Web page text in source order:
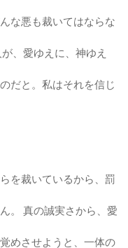
な悪も裁いてはならな
、愛ゆえに、神ゆえ
だと。私はそれを信じ
を裁いているから、罰
。 真の誠実さから、愛
めさせようと、一体の